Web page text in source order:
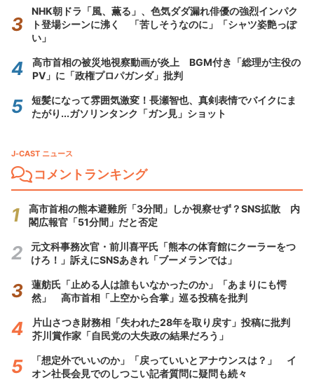
NHK朝ドラ「風、薫る」、色気ダダ漏れ俳優の強烈インパク
ト登場シーンに沸く 「苦しそうなのに」「シャツ姿艶っぽ
い」
高市首相の被災地視察動画が炎上 BGM付き「総理が主役の
PV」に「政権プロパガンダ」批判
短髪になって雰囲気激変！長瀬智也、真剣表情でバイクにま
たがり...ガソリンタンク「ガン見」ショット
J-CAST ニュース
コメントランキング
高市首相の熊本避難所「3分間」しか視察せず？SNS拡散 内
閣広報官「51分間」だと否定
元文科事務次官・前川喜平氏「熊本の体育館にクーラーをつ
けろ！」訴えにSNSあきれ「ブーメランでは」
蓮舫氏「止める人は誰もいなかったのか」「あまりにも愕
然」 高市首相「上空から合掌」巡る投稿を批判
片山さつき財務相「失われた28年を取り戻す」投稿に批判
芥川賞作家「自民党の大失政の結果だろう」
「想定外でいいのか」「戻っていいとアナウンスは？」 イ
オン社長会見でのしつこい記者質問に疑問も続々